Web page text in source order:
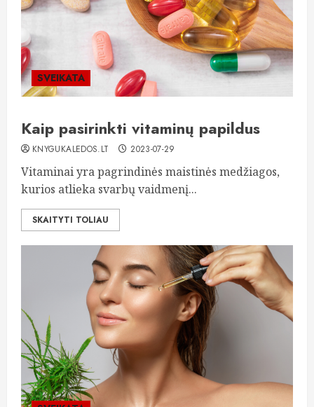
SVEIKATA
Kaip pasirinkti vitaminų papildus
KNYGUKALEDOS.LT 2023-07-29
Vitaminai yra pagrindinės maistinės medžiagos,
kurios atlieka svarbų vaidmenį...
SKAITYTI TOLIAU